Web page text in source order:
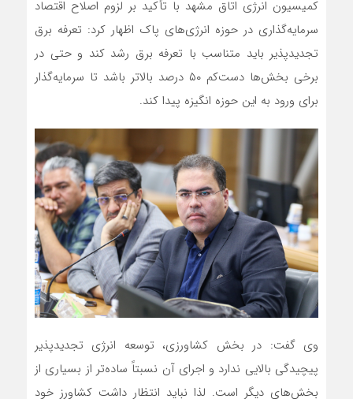
کمیسیون انرژی اتاق مشهد با تأکید بر لزوم اصلاح اقتصاد
سرمایه‌گذاری در حوزه انرژی‌های پاک اظهار کرد: تعرفه برق
تجدیدپذیر باید متناسب با تعرفه برق رشد کند و حتی در
برخی بخش‌ها دست‌کم ۵۰ درصد بالاتر باشد تا سرمایه‌گذار
برای ورود به این حوزه انگیزه پیدا کند.
وی گفت: در بخش کشاورزی، توسعه انرژی تجدیدپذیر
پیچیدگی بالایی ندارد و اجرای آن نسبتاً ساده‌تر از بسیاری از
بخش‌های دیگر است. لذا نباید انتظار داشت کشاورز خود